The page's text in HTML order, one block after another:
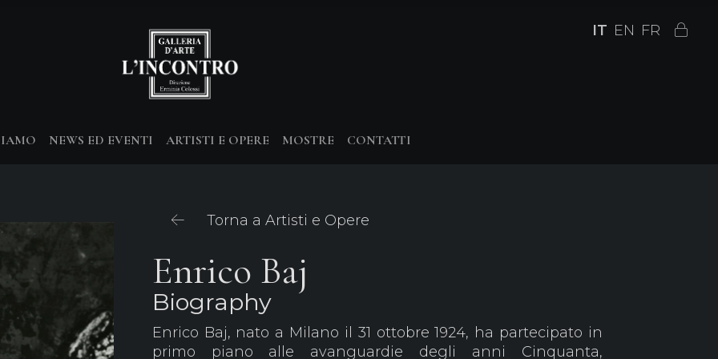
IT EN FR
NEWS ED EVENTI ARTISTI E OPERE MOSTRE CONTATTI
Torna a Artisti e Opere
Enrico Baj
Biography
Enrico Baj, nato a Milano il 31 ottobre 1924, ha partecipato in
primo piano alle avanguardie degli anni Cinquanta,